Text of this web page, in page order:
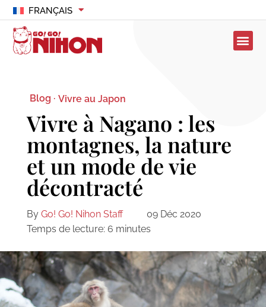
FRANÇAIS
Blog · Vivre au Japon
Vivre à Nagano : les
montagnes, la nature
et un mode de vie
décontracté
By Go! Go! Nihon Staff
09 Déc 2020
Temps de lecture: 6 minutes